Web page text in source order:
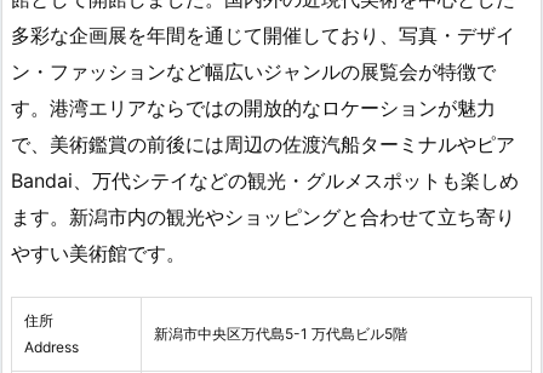
多彩な企画展を年間を通じて開催しており、写真・デザイ
ン・ファッションなど幅広いジャンルの展覧会が特徴で
す。港湾エリアならではの開放的なロケーションが魅力
で、美術鑑賞の前後には周辺の佐渡汽船ターミナルやピア
Bandai、万代シテイなどの観光・グルメスポットも楽しめ
ます。新潟市内の観光やショッピングと合わせて立ち寄り
やすい美術館です。
住所
Address
新潟市中央区万代島5-1 万代島ビル5階